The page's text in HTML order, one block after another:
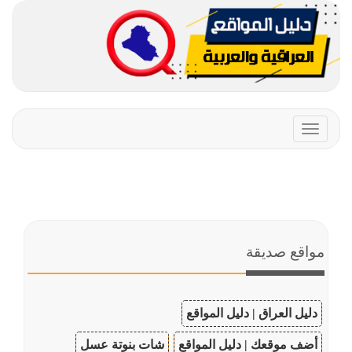
Toggle
navigation
مواقع صديقة
دليل العراق | دليل المواقع
أضف موقعك | دليل المواقع شات بنوتة عسل